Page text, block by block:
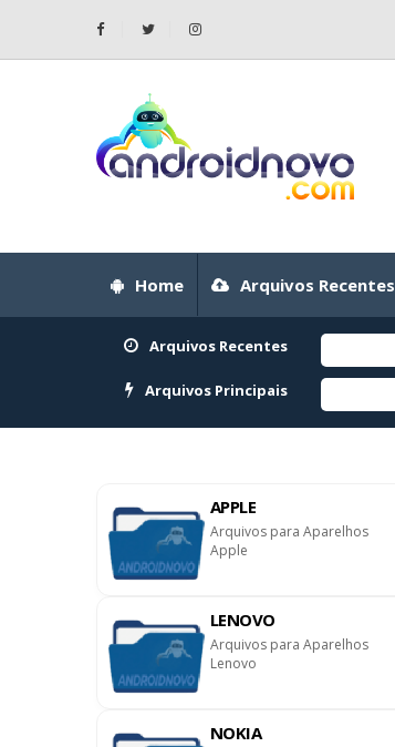
Home Arquivos Recentes
Arquivos Recentes
Arquivos Principais
APPLE
Arquivos para Aparelhos
Apple
LENOVO
Arquivos para Aparelhos
Lenovo
NOKIA